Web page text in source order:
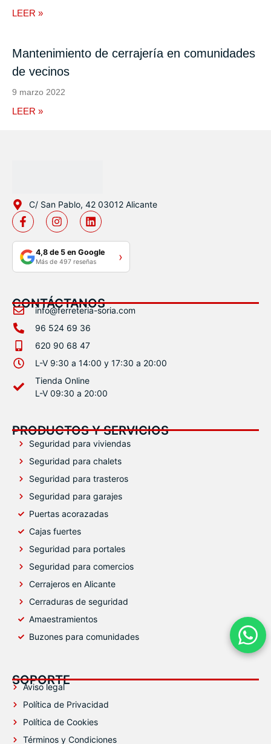
LEER »
Mantenimiento de cerrajería en comunidades
de vecinos
9 marzo 2022
LEER »
C/ San Pablo, 42 03012 Alicante
4,8 de 5 en Google
Más de 497 reseñas ›
CONTÁCTANOS
info@ferreteria-soria.com
96 524 69 36
620 90 68 47
L-V 9:30 a 14:00 y 17:30 a 20:00
Tienda Online
L-V 09:30 a 20:00
PRODUCTOS Y SERVICIOS
Seguridad para viviendas
Seguridad para chalets
Seguridad para trasteros
Seguridad para garajes
Puertas acorazadas
Cajas fuertes
Seguridad para portales
Seguridad para comercios
Cerrajeros en Alicante
Cerraduras de seguridad
Amaestramientos
Buzones para comunidades
SOPORTE
Aviso legal
Política de Privacidad
Política de Cookies
Términos y Condiciones